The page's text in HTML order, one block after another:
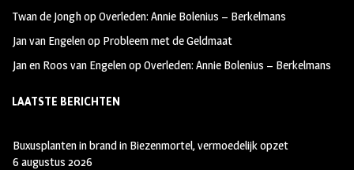
Twan de JonghopOverleden: Annie Bolenius – Berkelmans
Jan van Engelenop Probleem met de Geldmaat
Jan en Roos van EngelenopOverleden: Annie Bolenius – Berkelmans
LAATSTE BERICHTEN
Buxusplanten in brand in Biezenmortel, vermoedelijk opzet
6 augustus 2026